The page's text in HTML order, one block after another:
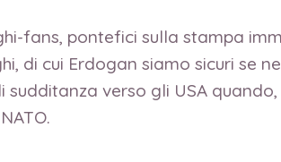
fans, pontefici sulla stampa
di cui Erdogan siamo sicuri se
sudditanza verso gli USA